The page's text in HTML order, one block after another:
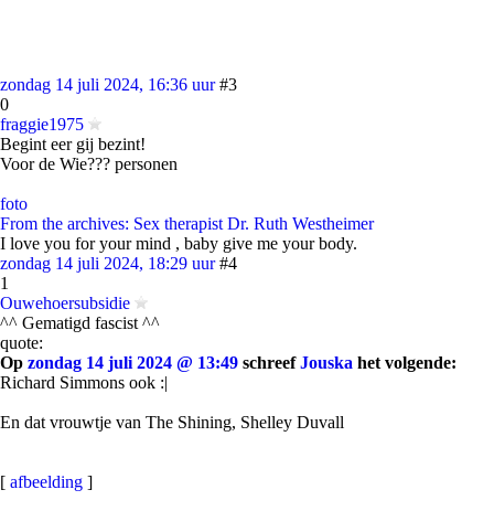
zondag 14 juli 2024, 16:36 uur #3
0
fraggie1975
Begint eer gij bezint!
Voor de Wie??? personen
foto
From the archives: Sex therapist Dr. Ruth Westheimer
I love you for your mind , baby give me your body.
zondag 14 juli 2024, 18:29 uur #4
1
Ouwehoersubsidie
^^ Gematigd fascist ^^
quote:
Op zondag 14 juli 2024 @ 13:49 schreefJouska het volgende:
Richard Simmons ook :|
En dat vrouwtje van The Shining, Shelley Duvall
[ afbeelding ]